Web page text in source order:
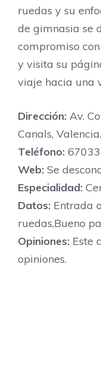
ruedas y su
de gimnasia se
compromiso
y visita su
viaje hacia una
Dirección: Av.
Canals, Valencia.
Teléfono:
Web: Se
Especialidad:
Datos: Entrada
ruedas,Bueno
Opiniones: Este
opiniones.